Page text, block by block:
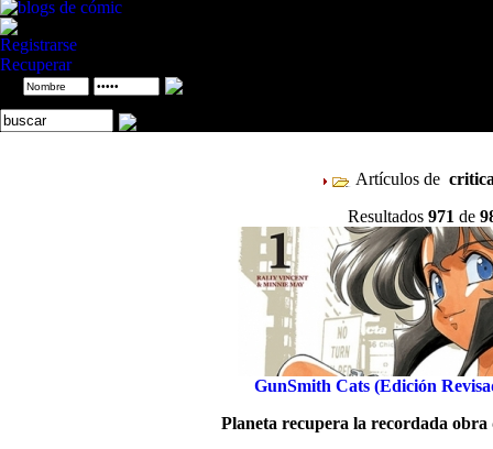
Registrarse
Recuperar
Artículos de
Resultados 971 de
GunSmith Cats (Edición
Planeta recupera la recordada obra